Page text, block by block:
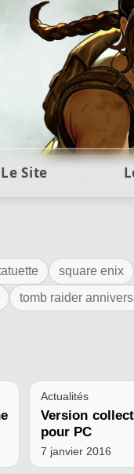
: statues,
Le Site
square enix
tomb raider
Actualités
Version
pour PC
7 janvier 2016